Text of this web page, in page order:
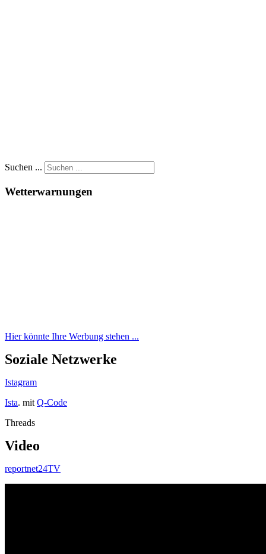
Suchen ...
Wetterwarnungen
Hier könnte Ihre Werbung stehen ...
Soziale Netzwerke
Istagram
Ista. mit Q-Code
Threads
Video
reportnet24TV